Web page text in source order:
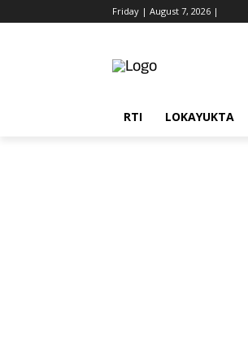
Friday | August 7, 2026 |
RTI LOKAYUKTA